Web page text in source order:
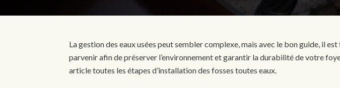
La gestion des eaux usées peut sembler complexe, mais avec le bon guide, il
parvenir afin de préserver l’environnement et garantir la durabilité de votre
article toutes les étapes d’installation des fosses toutes eaux.